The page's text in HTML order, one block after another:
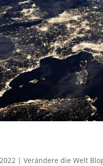
|Verändere die Welt